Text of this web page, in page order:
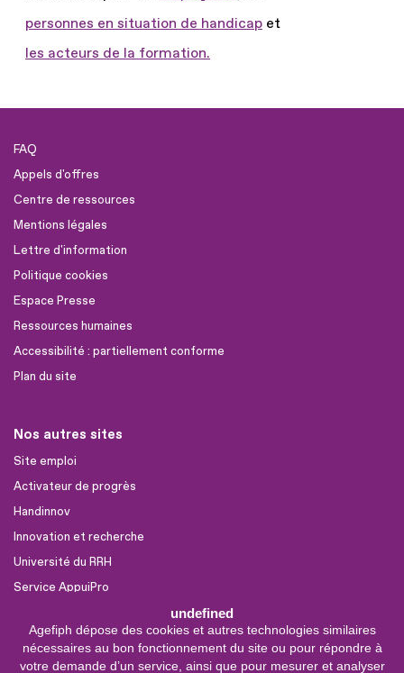
undefined
Agefiph dépose des cookies et autres technologies similaires
nécessaires au bon fonctionnement du site ou pour répondre à
votre demande d’un service, ainsi que pour mesurer et analyser
personnes en situation de handicap et
les acteurs de la formation.
FAQ
Appels d'offres
Centre de ressources
Mentions légales
Lettre d'information
Politique cookies
Espace Presse
Ressources humaines
Accessibilité : partiellement conforme
Plan du site
Nos autres sites
Site emploi
Activateur de progrès
Handinnov
Innovation et recherche
Université du RRH
Service AppuiPro
Nous suivre
Youtube